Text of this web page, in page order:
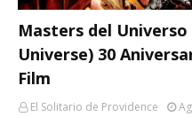
Masters del
Universe) 30
Film
El Solitario de Providence